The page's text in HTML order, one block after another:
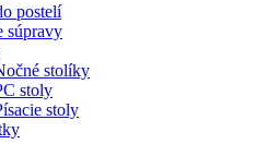
postelí
súpravy
stolíky
stoly
stoly